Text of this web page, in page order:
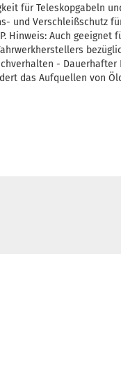
für Teleskopgabeln
und Verschleißschutz
Hinweis: Auch geeignet
-
das Aufquellen von